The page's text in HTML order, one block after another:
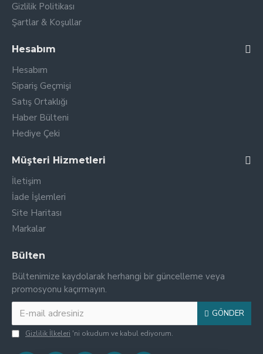
Gizlilik Politikası
Şartlar & Koşullar
Hesabım
Hesabım
Sipariş Geçmişi
Satış Ortaklığı
Haber Bülteni
Hediye Çeki
Müşteri Hizmetleri
İletişim
İade İşlemleri
Site Haritası
Markalar
Bülten
Bültenimize kaydolarak herhangi bir güncelleme veya
promosyonu kaçırmayın.
GÖNDER
Gizlilik İlkeleri 'ni okudum ve kabul ediyorum.